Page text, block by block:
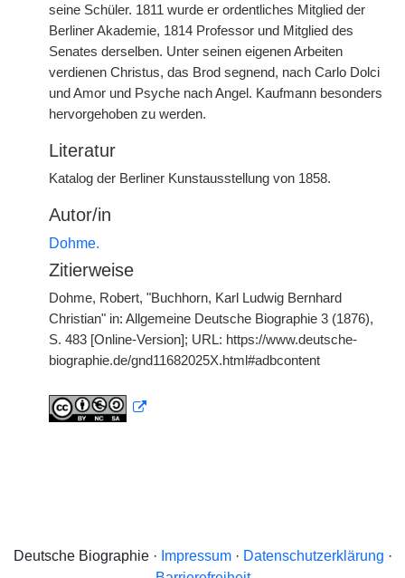
seine Schüler. 1811 wurde er ordentliches Mitglied der
Berliner Akademie, 1814 Professor und Mitglied des
Senates derselben. Unter seinen eigenen Arbeiten
verdienen Christus, das Brod segnend, nach Carlo Dolci
und Amor und Psyche nach Angel. Kaufmann besonders
hervorgehoben zu werden.
Literatur
Katalog der Berliner Kunstausstellung von 1858.
Autor/in
Dohme.
Zitierweise
Dohme, Robert, "Buchhorn, Karl Ludwig Bernhard
Christian" in: Allgemeine Deutsche Biographie 3 (1876),
S. 483 [Online-Version]; URL: https://www.deutsche-
biographie.de/gnd11682025X.html#adbcontent
Deutsche Biographie · Impressum· Datenschutzerklärung ·